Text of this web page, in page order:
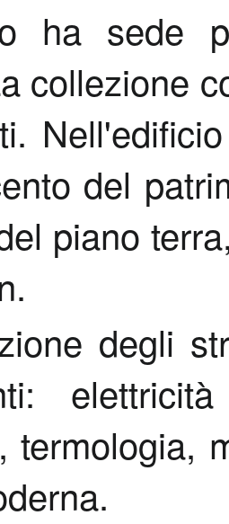
ha sede
collezione
del
piano
degli
termologia,